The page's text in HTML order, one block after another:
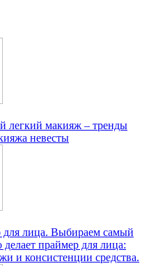
легкий макияж – тренды
невесты
лица. Выбираем самый
праймер для лица:
и консистенции средства.